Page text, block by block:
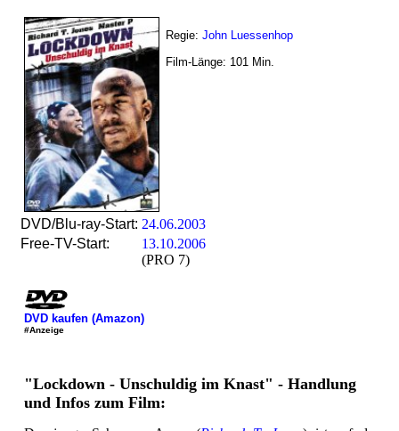
Regie: John Luessenhop
Film-Länge: 101 Min.
DVD/Blu-ray-Start: 24.06.2003
Free-TV-Start:
13.10.2006
(PRO 7)
DVD kaufen (Amazon)
#Anzeige
"Lockdown - Unschuldig im Knast" - Handlung
und Infos zum Film: